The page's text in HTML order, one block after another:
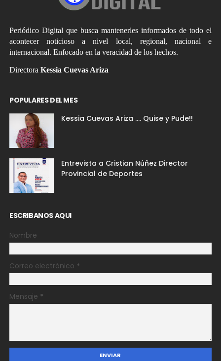
Periódico Digital que busca mantenerles informados de todo el
acontecer noticioso a nivel local, regional, nacional e
internacional. Enfocado en la veracidad de los hechos.
Directora Kessia Cuevas Ariza
POPULARES DEL MES
Kessia Cuevas Ariza .... Quise y Pude!!
Entrevista a Cristian Núñez Director
Provincial de Deportes
ESCRIBANOS AQUI
Nombre
Correo electrónico *
Mensaje *